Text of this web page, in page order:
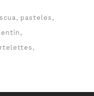
pasteles